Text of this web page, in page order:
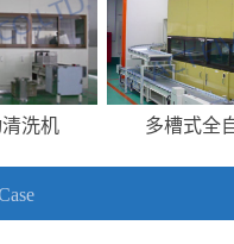
洗机 多槽式全